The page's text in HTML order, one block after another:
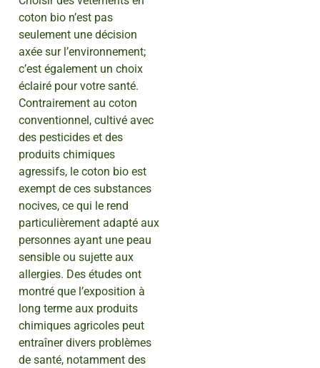
coton bio n’est pas
seulement une décision
axée sur l’environnement;
c’est également un choix
éclairé pour votre santé.
Contrairement au coton
conventionnel, cultivé avec
des pesticides et des
produits chimiques
agressifs, le coton bio est
exempt de ces substances
nocives, ce qui le rend
particulièrement adapté aux
personnes ayant une peau
sensible ou sujette aux
allergies. Des études ont
montré que l’exposition à
long terme aux produits
chimiques agricoles peut
entraîner divers problèmes
de santé, notamment des